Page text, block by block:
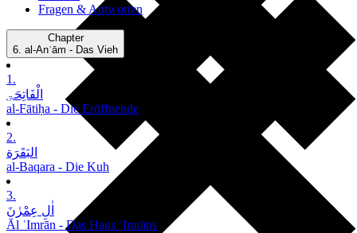
Fragen & Antworten
Chapter
6. al-Anʿām - Das Vieh
1.
الْفَاتِحَۃِ
al-Fātiḥa - Die Eröffnende
2.
البَقَرَة
al-Baqara - Die Kuh
3.
اٰلِ عِمْرٰنَ
Āl ʿImrān - Das Haus ʿImrāns